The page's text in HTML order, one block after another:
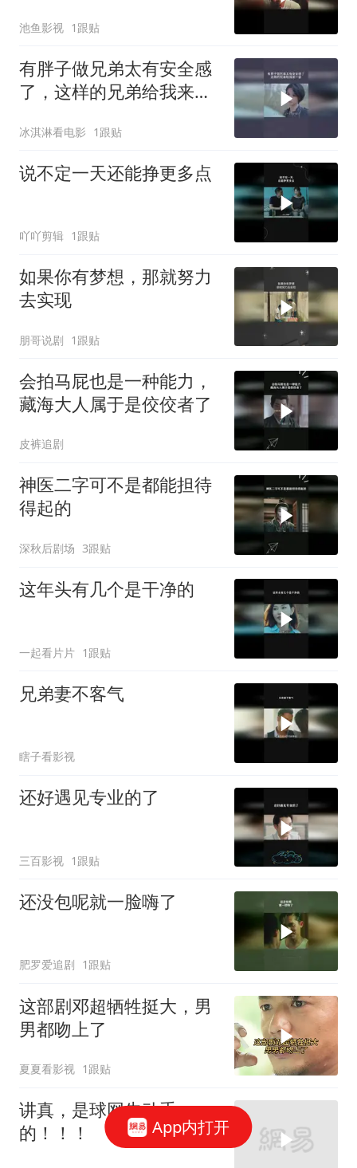
池鱼影视 1跟贴
有胖子做兄弟太有安全感
了，这样的兄弟给我来一
冰淇淋看电影 1跟贴
说不定一天还能挣更多点
吖吖剪辑 1跟贴
如果你有梦想，那就努力
去实现
朋哥说剧 1跟贴
会拍马屁也是一种能力，
藏海大人属于是佼佼者了
皮裤追剧
神医二字可不是都能担待
得起的
深秋后剧场 3跟贴
这年头有几个是干净的
一起看片片 1跟贴
兄弟妻不客气
瞎子看影视
还好遇见专业的了
三百影视 1跟贴
还没包呢就一脸嗨了
肥罗爱追剧 1跟贴
这部剧邓超牺牲挺大，男
男都吻上了
夏夏看影视 1跟贴
讲真，是球网先动手
的！！！
App内打开